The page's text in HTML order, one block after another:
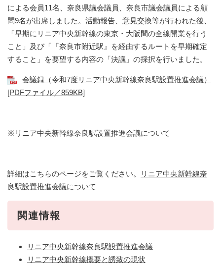
による会員11名、奈良県議会議員、奈良市議会議員による顧
問9名が出席しました。活動報告、意見交換等が行われた後、
「早期にリニア中央新幹線の東京・大阪間の全線開業を行う
こと」及び「『奈良市附近駅』を経由するルートを早期確定
すること」を要望する内容の「決議」の採択を行いました。
会議録（令和7度リニア中央新幹線奈良駅設置推進会議）
[PDFファイル／859KB]
※リニア中央新幹線奈良駅設置推進会議について
詳細はこちらのページをご覧ください。
リニア中央新幹線奈
良駅設置推進会議について
関連情報
リニア中央新幹線奈良駅設置推進会議
リニア中央新幹線概要と誘致の現状